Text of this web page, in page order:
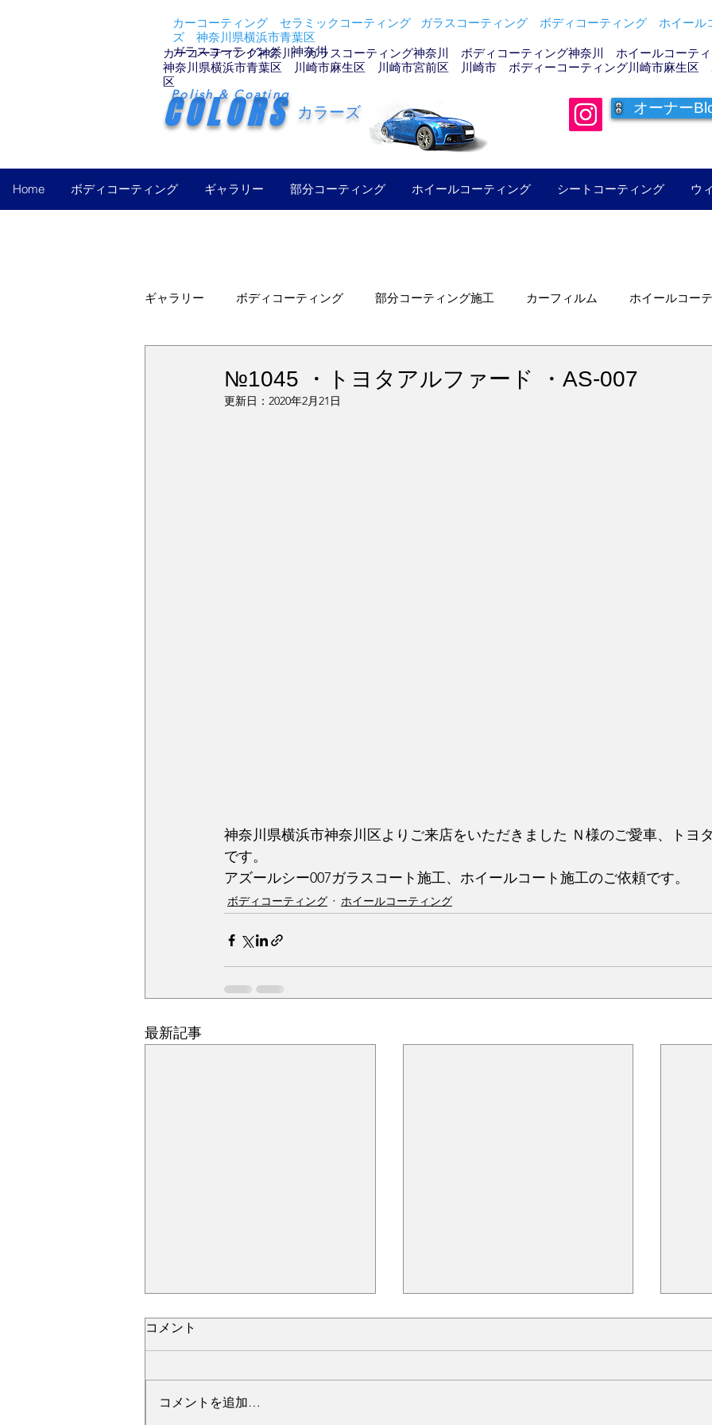
カーコーティング セラミックコーティング ガラスコーティング ボディコーティング ホイー
ズ 神奈川県横浜市青葉区
ガラスコーティング 神奈川
カーコーティング神奈川 ガラスコーティング神奈川 ボディコーティング神奈川 ホイールコーテ
神奈川県横浜市青葉区 川崎市麻生区 川崎市宮前区 川崎市 ボディーコーティング川崎市麻生区
区
COLORS
Polish & Coating
カラーズ オーナー
Home ボディコーティング ギャラリー 部分コーティング ホイールコーティング シートコーティング ウ
ギャラリー ボディコーティング 部分コーティング施工 カーフィルム ホイールコー
№1045 ・トヨタアルファード ・AS-007
更新日： 2020年2月21日
神奈川県横浜市神奈川区よりご来店をいただきました Ｎ様のご愛車、トヨ
です。
アズールシー007ガラスコート施工、ホイールコート施工のご依頼です。
ボディコーティング ホイールコーティング
最新記事
コメント
コメントを追加…